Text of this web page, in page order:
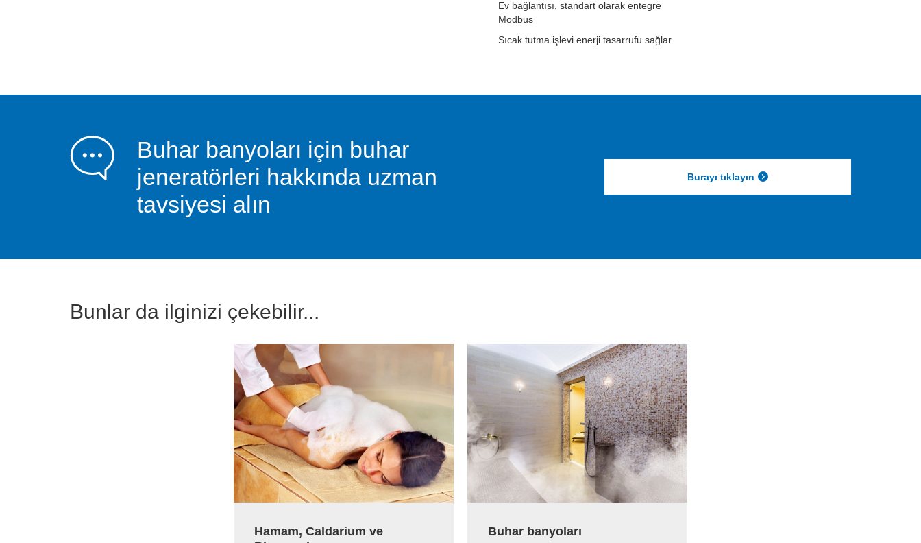
Ev bağlantısı, standart olarak entegre
Modbus
Sıcak tutma işlevi enerji tasarrufu sağlar
Buhar banyoları için buhar
jeneratörleri hakkında uzman
tavsiyesi alın
Burayı tıklayın
Bunlar da ilginizi çekebilir...
Hamam, Caldarium ve
Buhar banyoları